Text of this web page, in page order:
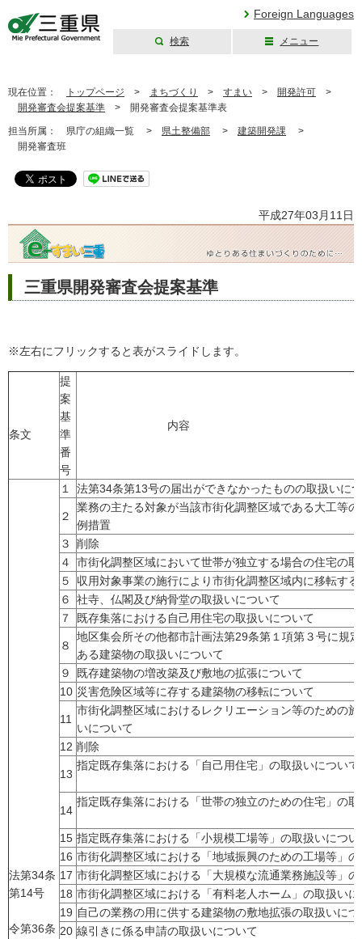
Foreign Languages
検索 メニュー
現在位置： トップページ > まちづくり > すまい > 開発許可 >
開発審査会提案基準 > 開発審査会提案基準表
担当所属： 県庁の組織一覧 > 県土整備部 > 建築開発課 >
開発審査班
平成27年03月11日
三重県開発審査会提案基準
※左右にフリックすると表がスライドします。
条文
提
案
基
準
番
号
内容
法第34条
第14号
令第36条
１ 法第34条第13号の届出ができなかったものの取扱いに
２
業務の主たる対象が当該市街化調整区域である大工等
例措置
３
削除
４
市街化調整区域において世帯が独立する場合の住宅の
５
収用対象事業の施行により市街化調整区域内に移転す
６
社寺、仏閣及び納骨堂の取扱いについて
７
既存集落における自己用住宅の取扱いについて
８
地区集会所その他都市計画法第29条第１項第３号に規
ある建築物の取扱いについて
９
既存建築物の増改築及び敷地の拡張について
10 災害危険区域等に存する建築物の移転について
11
市街化調整区域におけるレクリエーション等のための
いについて
12 削除
13
指定既存集落における「自己用住宅」の取扱いについて
14
指定既存集落における「世帯の独立のための住宅」の
15 指定既存集落における「小規模工場等」の取扱いについ
16 市街化調整区域における「地域振興のための工場等」
17 市街化調整区域における「大規模な流通業務施設等」
18 市街化調整区域における「有料老人ホーム」の取扱い
19 自己の業務の用に供する建築物の敷地拡張の取扱いに
20 線引きに係る申請の取扱いについて